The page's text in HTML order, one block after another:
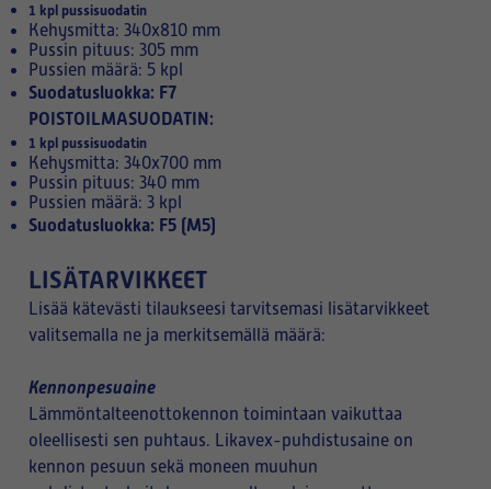
1 kpl pussisuodatin
Kehysmitta: 340x810 mm
Pussin pituus: 305 mm
Pussien määrä: 5 kpl
Suodatusluokka: F7
POISTOILMASUODATIN:
1 kpl pussisuodatin
Kehysmitta: 340x700 mm
Pussin pituus: 340 mm
Pussien määrä: 3 kpl
Suodatusluokka: F5 (M5)
LISÄTARVIKKEET
Lisää kätevästi tilaukseesi tarvitsemasi lisätarvikkeet
valitsemalla ne ja merkitsemällä määrä:
Kennonpesuaine
Lämmöntalteenottokennon toimintaan vaikuttaa
oleellisesti sen puhtaus. Likavex-puhdistusaine on
kennon pesuun sekä moneen muuhun